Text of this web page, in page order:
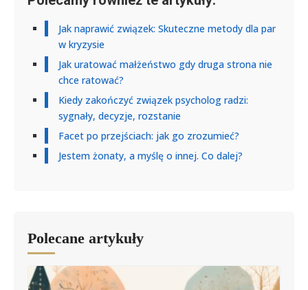
Jak naprawić związek: Skuteczne metody dla par
w kryzysie
Jak uratować małżeństwo gdy druga strona nie
chce ratować?
Kiedy zakończyć związek psycholog radzi:
sygnały, decyzje, rozstanie
Facet po przejściach: jak go zrozumieć?
Jestem żonaty, a myślę o innej. Co dalej?
Polecane artykuły